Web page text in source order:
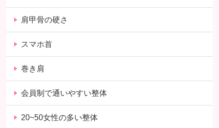
肩甲骨の硬さ
スマホ首
巻き肩
会員制で通いやすい整体
20~50女性の多い整体